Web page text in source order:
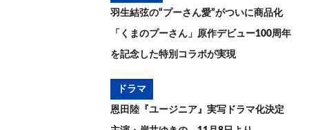
羽生結弦の“プーさん愛”がついに商品化
「くまのプーさん」原作デビュー100周年
を記念した特別コラボが実現
ドラマ
恩田陸『ユージニア』実写ドラマ化決定